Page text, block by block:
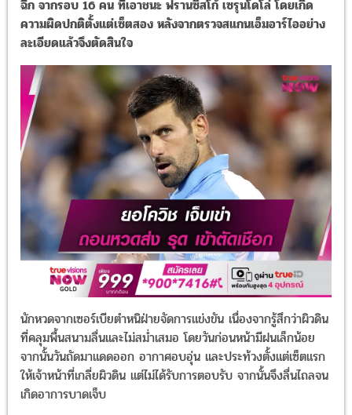
ฉีก จากรอบ 16 คน ที่เอาชนะ ฟรานซิสโก้ เซรุนโดโล่ โดยเกิด
ความผิดปกติตั้งแต่เซ็ตสอง หลังจากตรวจสแกนเอ็มอาร์ไออย่าง
ละเอียดแล้วจึงตัดสินใจ
นักหวดจากเซอร์เบียตำหนิฝ่ายจัดการแข่งขัน เนื่องจากรู้สึกว่าผิวดิน
ที่คลุมพื้นสนามลื่นและไม่สม่ำเสมอ โดยวันก่อนหน้ามีฝนเล็กน้อย
จากนั้นวันถัดมาแดดออก อากาศอบอุ่น และประท้วงตั้งแต่เซ็ตแรก
ให้เจ้าหน้าที่เกลี่ยผิวดิน แต่ไม่ได้รับการตอบรับ จากนั้นจึงลื่นไถลจน
เกิดอาการบาดเจ็บ